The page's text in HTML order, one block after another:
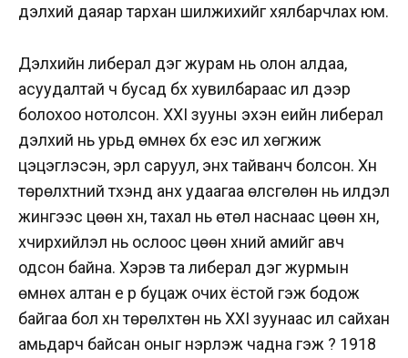
дэлхий даяар тархан шилжихийг хялбарчлах юм.
Дэлхийн либерал дэг журам нь олон алдаа,
асуудалтай ч бусад бүх хувилбараас илүү дээр
болохоо нотолсон. XXI зууны эхэн үеийн либерал
дэлхий нь урьд өмнөх бүх үеэс илүү хөгжиж
цэцэглэсэн, эрүүл саруул, энх тайванч болсон. Хүн
төрөлхтний түүхэнд анх удаагаа өлсгөлөн нь илүүдэл
жингээс цөөн хүн, тахал нь өтөл наснаас цөөн хүн,
хүчирхийлэл нь ослоос цөөн хүний амийг авч
одсон байна. Хэрэв та либерал дэг журмын
өмнөх алтан үе рүү буцаж очих ёстой гэж бодож
байгаа бол хүн төрөлхтөн нь XXI зуунаас илүү сайхан
амьдарч байсан оныг нэрлэж чадна гэж үү? 1918